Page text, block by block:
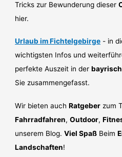
Tricks zur Bewunderung dieser
hier.
Urlaub im Fichtelgebirge - in
wichtigsten Infos und
perfekte Auszeit in der
Sie zusammengefasst.
Wir bieten auchRatgeber zum
Fahrradfahren,Outdoor,
unserem Blog.Viel Spaß Beim
Landschaften!